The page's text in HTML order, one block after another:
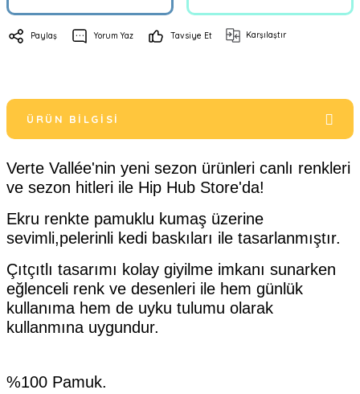
Paylaş Yorum Yaz Tavsiye Et Karşılaştır
ÜRÜN BILGISI
Verte Vallée'nin yeni sezon ürünleri canlı renkleri
ve sezon hitleri ile Hip Hub Store'da!
Ekru renkte pamuklu kumaş üzerine
sevimli,pelerinli kedi baskıları ile tasarlanmıştır.
Çıtçıtlı tasarımı kolay giyilme imkanı sunarken
eğlenceli renk ve desenleri ile hem günlük
kullanıma hem de uyku tulumu olarak
kullanmına uygundur.
%100 Pamuk.